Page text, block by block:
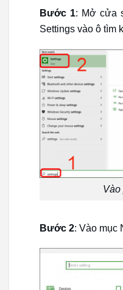
Bước 1: Mở cửa
Settings vào ô tìm
Vào
Bước 2: Vào mục